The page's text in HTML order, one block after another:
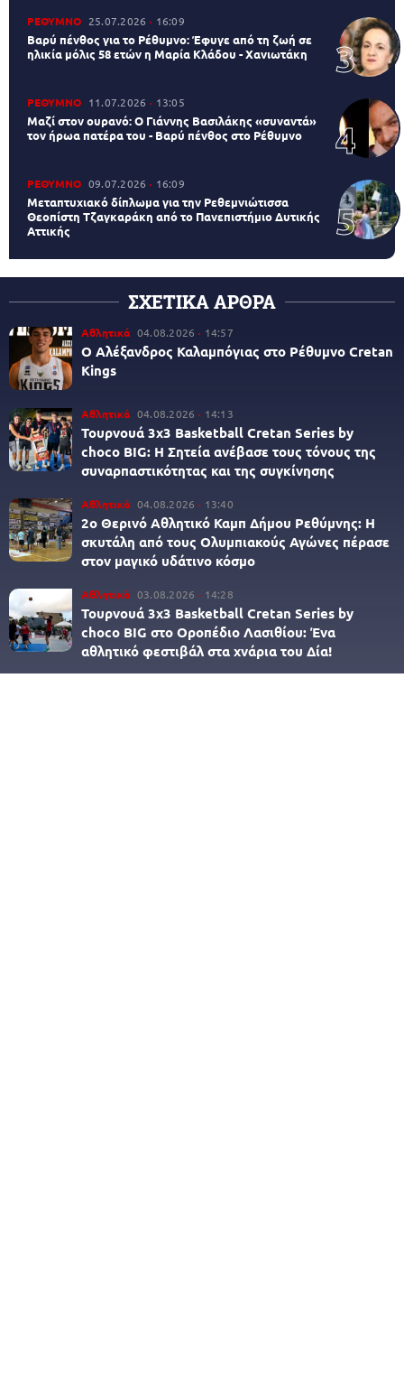
ΡΕΘΥΜΝΟ 25.07.2026 16:09
Βαρύ πένθος για το Ρέθυμνο: Έφυγε από τη ζωή σε
ηλικία μόλις 58 ετών η Μαρία Κλάδου - Χανιωτάκη
ΡΕΘΥΜΝΟ 11.07.2026 13:05
Μαζί στον ουρανό: Ο Γιάννης Βασιλάκης «συναντά»
τον ήρωα πατέρα του - Βαρύ πένθος στο Ρέθυμνο
ΡΕΘΥΜΝΟ 09.07.2026 16:09
Μεταπτυχιακό δίπλωμα για την Ρεθεμνιώτισσα
Θεοπίστη Τζαγκαράκη από το Πανεπιστήμιο Δυτικής
Αττικής
ΣΧΕΤΙΚΑ ΑΡΘΡΑ
Αθλητικά 04.08.2026 14:57
Ο Αλέξανδρος Καλαμπόγιας στο Ρέθυμνο Cretan
Kings
Αθλητικά 04.08.2026 14:13
Τουρνουά 3x3 Βasketball Cretan Series by
choco BIG: Η Σητεία ανέβασε τους τόνους της
συναρπαστικότητας και της συγκίνησης
Αθλητικά 04.08.2026 13:40
2ο Θερινό Αθλητικό Καμπ Δήμου Ρεθύμνης: Η
σκυτάλη από τους Ολυμπιακούς Αγώνες πέρασε
στον μαγικό υδάτινο κόσμο
Αθλητικά 03.08.2026 14:28
Τουρνουά 3x3 Βasketball Cretan Series by
choco BIG στο Οροπέδιο Λασιθίου: Ένα
αθλητικό φεστιβάλ στα χνάρια του Δία!